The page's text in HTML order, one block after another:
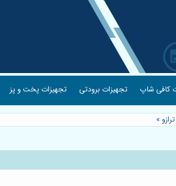
کافی شاپ تجهیزات برودتی تجهیزات پخت و پز
»